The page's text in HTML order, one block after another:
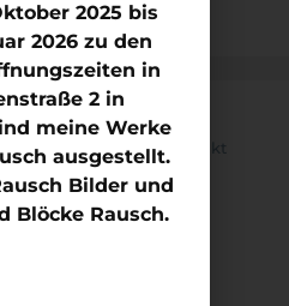
Impressum Kontakt
KON.NEX ART e.V
2025 bis
2026 zu den
in
2 in
meine Werke
ausgestellt.
Bilder und
Blöcke Rausch.